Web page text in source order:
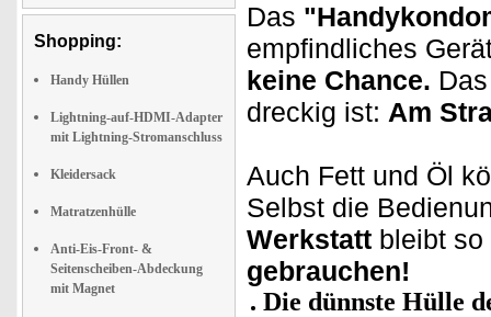
Shopping:
Handy Hüllen
Lightning-auf-HDMI-Adapter
mit Lightning-Stromanschluss
Kleidersack
Matratzenhülle
Anti-Eis-Front- &
Seitenscheiben-Abdeckung
mit Magnet
Das
empfindliches
keine Chance.
dreckig ist: Am
Auch Fett und Öl
Selbst die
Werkstatt bleibt
gebrauchen!
Die dünnste Hülle